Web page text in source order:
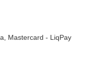
Mastercard - LiqPay